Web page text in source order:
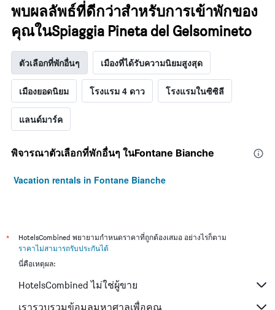
พบผลลัพธ์ที่ดีกว่าสำหรับการเข้าพักของ
คุณในSpiaggia Pineta del Gelsomineto
ตัวเลือกที่พักอื่นๆ เมืองที่ได้รับความนิยมสูงสุด
เมืองยอดนิยม โรงแรม 4 ดาว โรงแรมในซิซิลี
แลนด์มาร์ค
พิจารณาตัวเลือกที่พักอื่นๆ ในFontane Bianche
Vacation rentals in Fontane Bianche
*
HotelsCombined พยายามกำหนดราคาที่ถูกต้องเสมอ อย่างไรก็ตาม
ราคาไม่สามารถรับประกันได้
นี่คือเหตุผล:
HotelsCombined ไม่ใช่ผู้ขาย
เรารวบรวมข้อมูลมหาศาลเพื่อคุณ